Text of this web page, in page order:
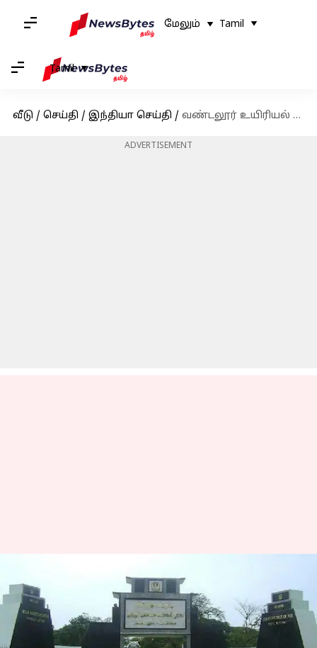
மேலும் Tamil
Tamil
வீடு / செய்தி / இந்தியா செய்தி / வண்டலூர் உயிரியல் பூங்கா- ஒப்பந்த ஊழியர்கள் 3வது நாளாக உள்ளிருப்பு போராட்டம்
ADVERTISEMENT
வண்டலூர் உயிரியல்
பூங்கா- ஒப்பந்த
ஊழியர்கள் 3வது நாளாக
உள்ளிருப்பு போராட்டம்